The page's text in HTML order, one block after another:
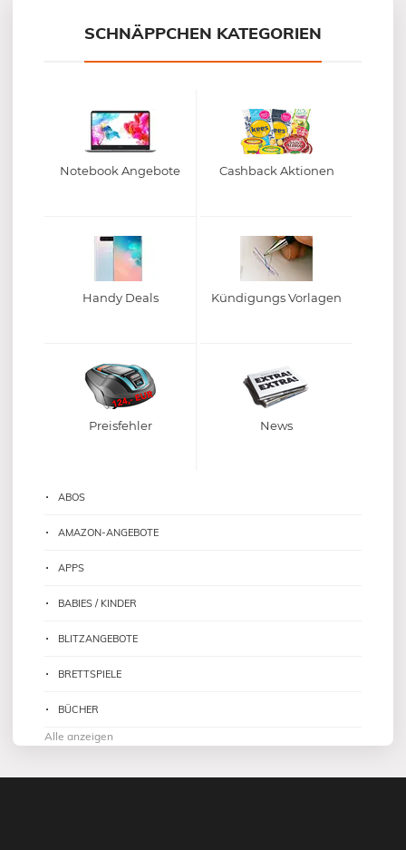
SCHNÄPPCHEN KATEGORIEN
Notebook Angebote Cashback Aktionen
Handy Deals Kündigungs Vorlagen
Preisfehler News
ABOS
AMAZON-ANGEBOTE
APPS
BABIES / KINDER
BLITZANGEBOTE
BRETTSPIELE
BÜCHER
Alle anzeigen